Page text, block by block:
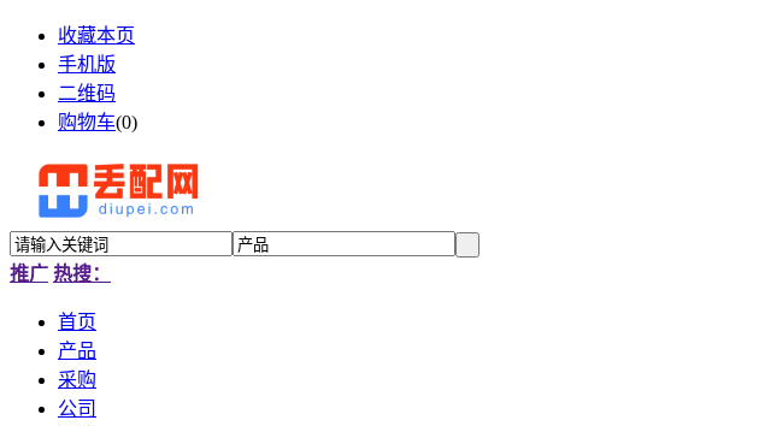
收藏本页
手机版
二维码
购物车(0)
推广 热搜：
首页
产品
采购
公司